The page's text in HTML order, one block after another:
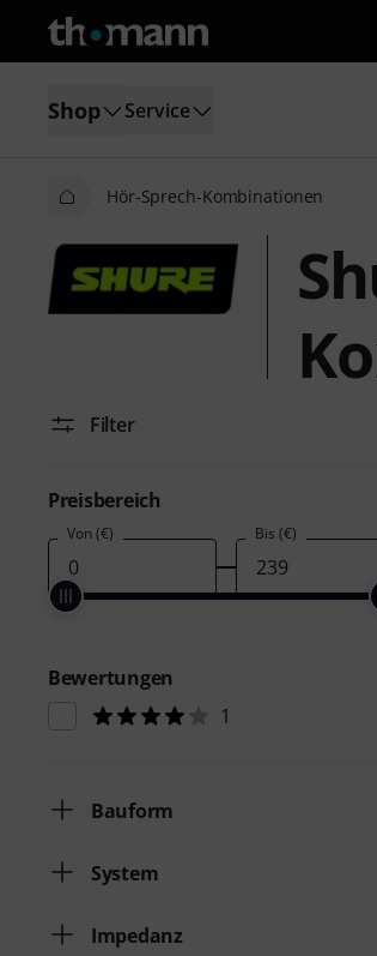
Shop Service
Hör-Sprech-Kombinationen
Filter
Preisbereich
Von (€) Bis (€)
Bewertungen
1
Bauform
System
Impedanz